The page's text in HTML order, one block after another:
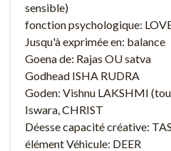
sensible)
fonction psychologique:
Jusqu'à exprimée en: balance
Goena de: Rajas OU satva
Godhead ISHA RUDRA
Goden: Vishnu LAKSHMI
Iswara, CHRIST
Déesse capacité créative:
élément Véhicule: DEER